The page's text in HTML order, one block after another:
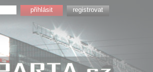
registrovat